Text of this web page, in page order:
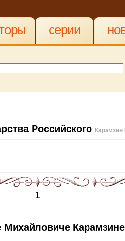
серии
Российского Карамзин
1
Михайловиче Карамзине